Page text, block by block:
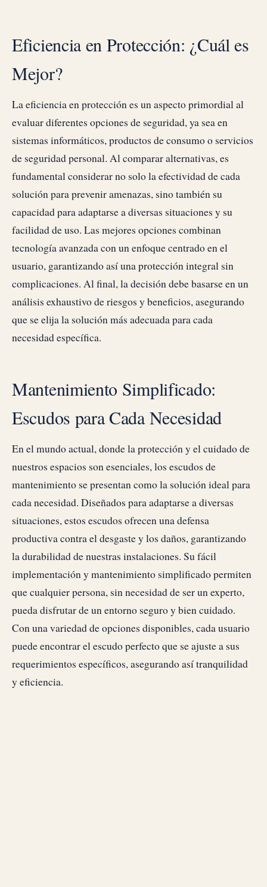
Eficiencia en Protección: ¿Cuál es
Mejor?
La eficiencia en protección es un aspecto primordial al
evaluar diferentes opciones de seguridad, ya sea en
sistemas informáticos, productos de consumo o servicios
de seguridad personal. Al comparar alternativas, es
fundamental considerar no solo la efectividad de cada
solución para prevenir amenazas, sino también su
capacidad para adaptarse a diversas situaciones y su
facilidad de uso. Las mejores opciones combinan
tecnología avanzada con un enfoque centrado en el
usuario, garantizando así una protección integral sin
complicaciones. Al final, la decisión debe basarse en un
análisis exhaustivo de riesgos y beneficios, asegurando
que se elija la solución más adecuada para cada
necesidad específica.
Mantenimiento Simplificado:
Escudos para Cada Necesidad
En el mundo actual, donde la protección y el cuidado de
nuestros espacios son esenciales, los escudos de
mantenimiento se presentan como la solución ideal para
cada necesidad. Diseñados para adaptarse a diversas
situaciones, estos escudos ofrecen una defensa
productiva contra el desgaste y los daños, garantizando
la durabilidad de nuestras instalaciones. Su fácil
implementación y mantenimiento simplificado permiten
que cualquier persona, sin necesidad de ser un experto,
pueda disfrutar de un entorno seguro y bien cuidado.
Con una variedad de opciones disponibles, cada usuario
puede encontrar el escudo perfecto que se ajuste a sus
requerimientos específicos, asegurando así tranquilidad
y eficiencia.